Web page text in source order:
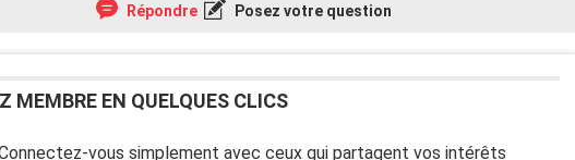
Répondre Posez votre question
MEMBRE EN QUELQUES CLICS
vous simplement avec ceux qui partagent vos intérêts